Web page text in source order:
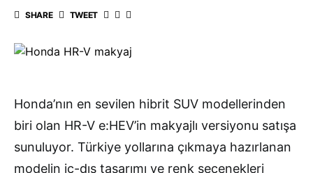
SHARE TWEET
Honda’nın en sevilen hibrit SUV modellerinden
biri olan HR-V e:HEV’in makyajlı versiyonu satışa
sunuluyor. Türkiye yollarına çıkmaya hazırlanan
modelin iç-dış tasarımı ve renk seçenekleri